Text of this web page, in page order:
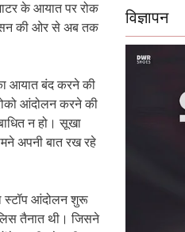
के आयात पर रोक
की ओर से अब तक
आयात बंद करने की
आंदोलन करने की
न हो। सूखा
अपनी बात रख रहे
स्टॉप आंदोलन शुरू
तैनात थी। जिसने
विज्ञापन